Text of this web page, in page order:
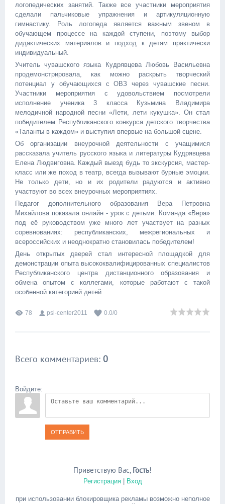
логопедических занятий. Также все участники мероприятия
сделали пальчиковые упражнения и артикуляционную
гимнастику. Роль логопеда является важным звеном в
обучающем процессе на каждой ступени, поэтому выбор
дидактических материалов и подход к детям практически
индивидуальный.
Учитель чувашского языка Кудрявцева Любовь Васильевна
продемонстрировала, как можно раскрыть творческий
потенциал у обучающихся с ОВЗ через чувашские песни.
Участники мероприятия с удовольствием посмотрели
исполнение ученика 3 класса Кузьмина Владимира
мелодичной народной песни «Лети, лети кукушка». Он стал
победителем Республиканского конкурса детского творчества
«Таланты в каждом» и выступил впервые на большой сцене.
Об организации внеурочной деятельности с учащимися
рассказала учитель русского языка и литературы Кудрявцева
Елена Людвиговна. Каждый выезд будь то экскурсия, мастер-
класс или же поход в театр, всегда вызывают бурные эмоции.
Не только дети, но и их родители радуются и активно
участвуют во всех внеурочных мероприятиях.
Педагог дополнительного образования Вера Петровна
Михайлова показала онлайн - урок с детьми. Команда «Вера»
под её руководством уже много лет участвует на разных
соревнованиях: республиканских, межрегиональных и
всероссийских и неоднократно становилась победителем!
День открытых дверей стал интересной площадкой для
демонстрации опыта высококвалифицированных специалистов
Республиканского центра дистанционного образования и
обмена опытом с коллегами, которые работают с такой
особенной категорией детей.
78 psi-center2011 0.0/0
Всего комментариев: 0
Войдите:
ОТПРАВИТЬ
Приветствую Вас, Гость!
Регистрация| Вход
при использовании блокировщика рекламы возможно неполное